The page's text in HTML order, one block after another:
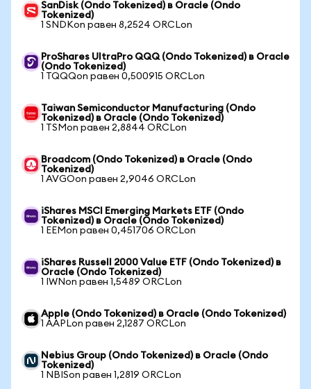
SanDisk (Ondo Tokenized) в Oracle (Ondo
Tokenized)
1 SNDKon равен 8,2524 ORCLon
ProShares UltraPro QQQ (Ondo Tokenized) в Oracle
(Ondo Tokenized)
1 TQQQon равен 0,500915 ORCLon
Taiwan Semiconductor Manufacturing (Ondo
Tokenized) в Oracle (Ondo Tokenized)
1 TSMon равен 2,8844 ORCLon
Broadcom (Ondo Tokenized) в Oracle (Ondo
Tokenized)
1 AVGOon равен 2,9046 ORCLon
iShares MSCI Emerging Markets ETF (Ondo
Tokenized) в Oracle (Ondo Tokenized)
1 EEMon равен 0,451706 ORCLon
iShares Russell 2000 Value ETF (Ondo Tokenized) в
Oracle (Ondo Tokenized)
1 IWNon равен 1,5489 ORCLon
Apple (Ondo Tokenized) в Oracle (Ondo Tokenized)
1 AAPLon равен 2,1287 ORCLon
Nebius Group (Ondo Tokenized) в Oracle (Ondo
Tokenized)
1 NBISon равен 1,2819 ORCLon